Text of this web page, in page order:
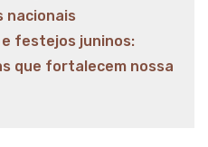
nacionais
festejos juninos:
que fortalecem nossa